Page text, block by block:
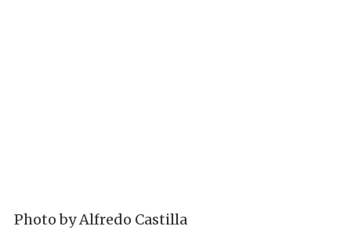
Photo byAlfredo Castilla